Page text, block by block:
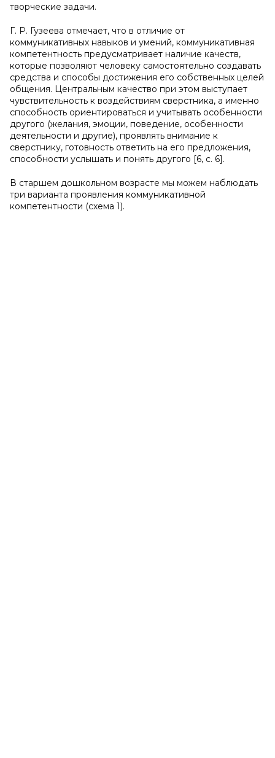
творческие задачи.
Г. Р. Гузеева отмечает, что в отличие от
коммуникативных навыков и умений, коммуникативная
компетентность предусматривает наличие качеств,
которые позволяют человеку самостоятельно создавать
средства и способы достижения его собственных целей
общения. Центральным качество при этом выступает
чувствительность к воздействиям сверстника, а именно
способность ориентироваться и учитывать особенности
другого (желания, эмоции, поведение, особенности
деятельности и другие), проявлять внимание к
сверстнику, готовность ответить на его предложения,
способности услышать и понять другого [6, с. 6].
В старшем дошкольном возрасте мы можем наблюдать
три варианта проявления коммуникативной
компетентности (схема 1).